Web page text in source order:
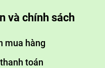
và chính sách
mua hàng
toán